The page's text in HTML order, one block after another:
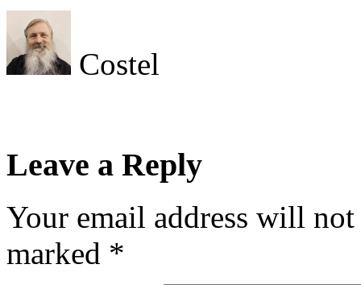
Costel
Leave a Reply
Your email address will
marked *